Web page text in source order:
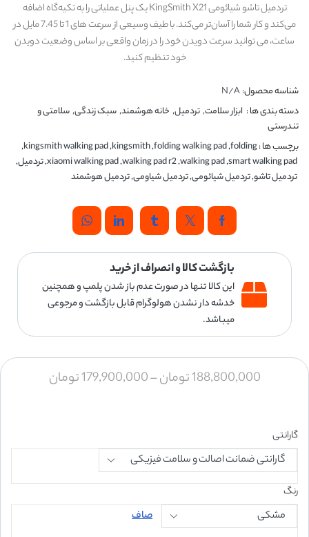
تردمیل تاشو شیائومی KingSmith X21 یک پنل عملیاتی را به تکیه‌گاه اضافه
می‌کند و کار شما را آسان‌تر می‌کند. با طیف وسیعی از سرعت های 1 تا 7.45 مایل در
ساعت، می توانید سرعت دویدن خود را در زمان واقعی بر اساس وضعیت دویدن
خود تنظیم کنید.
شناسه محصول:N/A
دسته بندی ها : ابزار سلامت,تردمیل, خانه هوشمند,سبک زندگی,سلامتی و
تندرستی
برچسب ها :folding
,
folding walking pad
,
kingsmith
,
kingsmith walking pad
,
smart walking pad
,
walking pad
,
walking pad r2
,
xiaomi walking pad
,تردمیل,
تردمیل تاشو,تردمیل شیائومی,تردمیل شیاومی,تردمیل هوشمند
بازگشت کالا و انصراف از خرید
این کالا تنها در صورت عدم باز شدن پلمپ و همچنین
خدشه دار نشدن هولوگرام قابل بازگشت و مرجوعی
میباشد.
188,800,000تومان–
179,900,000تومان
گارانتی
رنگ
صاف